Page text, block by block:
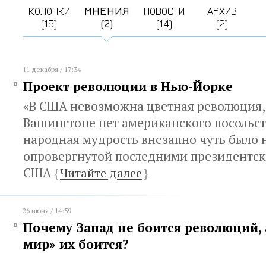
КОЛОНКИ
(15)
МНЕНИЯ
(2)
НОВОСТИ
(14)
АРХИВ
(2)
11 декабря / 17:34
Проект революции в Нью-Йорке
«В США невозможна цветная
Вашингтоне нет американского
народная мудрость внезапно чуть было
опровергнутой последними
США{Читайте далее}
26 июня / 14:59
Почему Запад не боится революций,
мир» их боится?